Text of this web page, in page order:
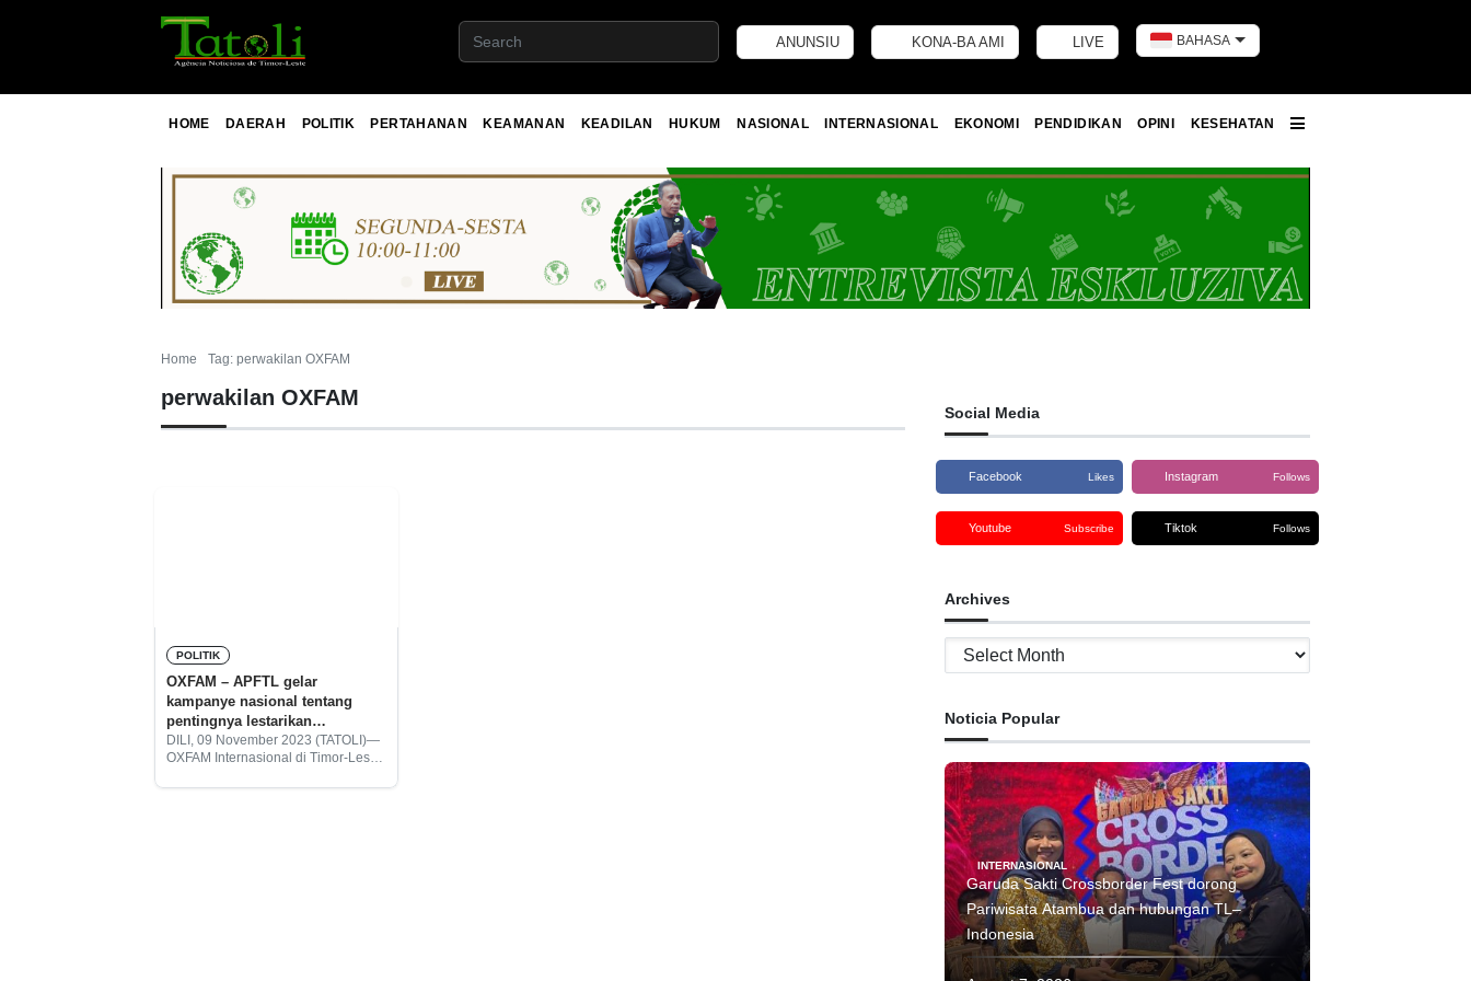
ANUNSIU KONA-BA AMI LIVE BAHASA
HOME DAERAH POLITIK PERTAHANAN KEAMANAN KEADILAN HUKUM NASIONAL INTERNASIONAL EKONOMI PENDIDIKAN OPINI
KESEHATAN
Home Tag: perwakilan OXFAM
perwakilan OXFAM
POLITIK
OXFAM – APFTL gelar
kampanye nasional tentang
pentingnya lestarikan
lingkungan
DILI, 09 November 2023 (TATOLI)—
OXFAM Internasional di Timor-Leste
Social Media
Facebook Likes Instagram Follows
Youtube Subscribe Tiktok Follows
Archives
Archives
Noticia Popular
INTERNASIONAL
Garuda Sakti Crossborder Fest dorong
Pariwisata Atambua dan hubungan TL–
Indonesia